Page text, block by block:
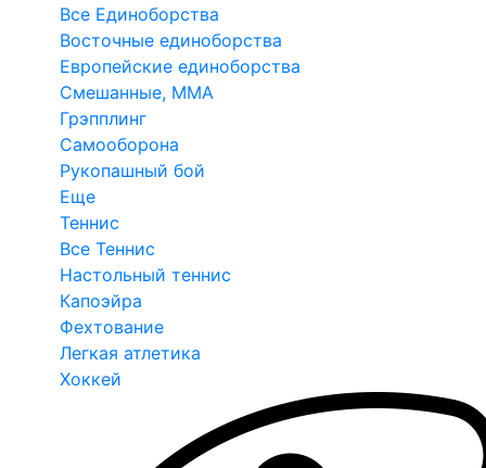
Все Единоборства
Восточные единоборства
Европейские единоборства
Смешанные, ММА
Грэпплинг
Самооборона
Рукопашный бой
Еще
Теннис
Все Теннис
Настольный теннис
Капоэйра
Фехтование
Легкая атлетика
Хоккей